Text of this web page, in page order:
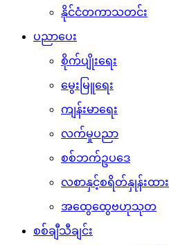
နိုင်ငံတကာသတင်း
ပညာပေး
စိုက်ပျိုးရေး
မွေးမြူရေး
ကျန်းမာရေး
လက်မှုပညာ
စစ်ဘက်ဥပဒေ
လစာနှင့်စရိတ်နှုန်းထား
အထွေထွေဗဟုသုတ
စစ်ချီသီချင်း